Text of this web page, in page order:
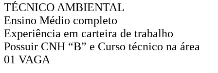
TÉCNICO AMBIENTAL
Ensino Médio completo
Experiência em carteira de trabalho
Possuir CNH “B” e Curso técnico na área
01 VAGA